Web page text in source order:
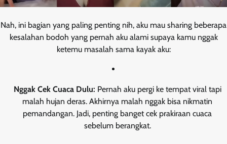
Nah, ini bagian yang paling penting nih, aku mau sharing beberapa
kesalahan bodoh yang pernah aku alami supaya kamu nggak
ketemu masalah sama kayak aku:
Nggak Cek Cuaca Dulu: Pernah aku pergi ke tempat viral tapi
malah hujan deras. Akhirnya malah nggak bisa nikmatin
pemandangan. Jadi, penting banget cek prakiraan cuaca
sebelum berangkat.